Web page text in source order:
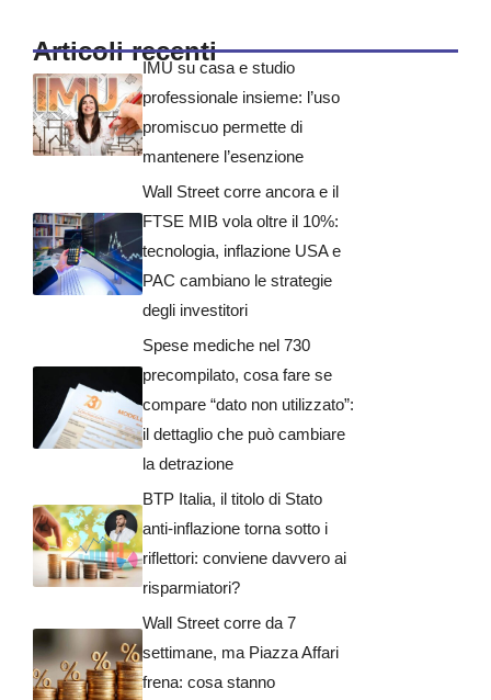
Articoli recenti
IMU su casa e studio
professionale insieme: l’uso
promiscuo permette di
mantenere l’esenzione
Wall Street corre ancora e il
FTSE MIB vola oltre il 10%:
tecnologia, inflazione USA e
PAC cambiano le strategie
degli investitori
Spese mediche nel 730
precompilato, cosa fare se
compare “dato non utilizzato”:
il dettaglio che può cambiare
la detrazione
BTP Italia, il titolo di Stato
anti-inflazione torna sotto i
riflettori: conviene davvero ai
risparmiatori?
Wall Street corre da 7
settimane, ma Piazza Affari
frena: cosa stanno